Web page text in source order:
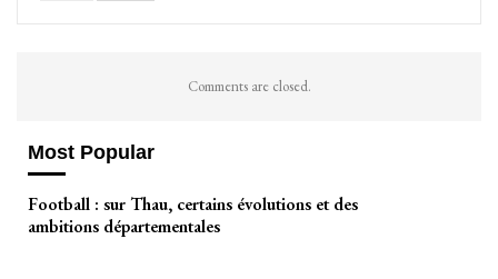
Comments are closed.
Most Popular
Football : sur Thau, certains évolutions et des
ambitions départementales